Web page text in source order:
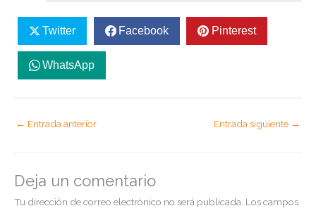
Twitter Facebook Pinterest
WhatsApp
← Entrada anterior Entrada siguiente →
Deja un comentario
Tu dirección de correo electrónico no será publicada. Los campos